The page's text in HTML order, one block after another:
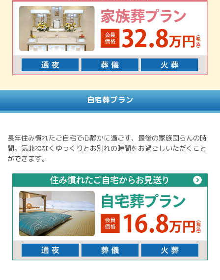
自宅葬プラン
長年住み慣れたご自宅で心静かに過ごす、最後の家族団らんの時
間。気兼ねなくゆっくりとお別れの時間をお過ごしいただくこと
ができます。